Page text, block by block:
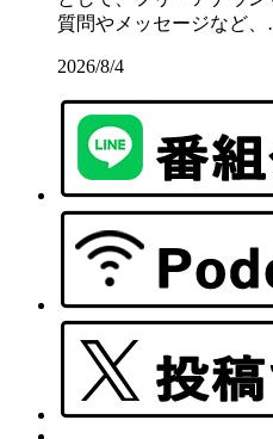
質問やメッセージなど
2026/8/4